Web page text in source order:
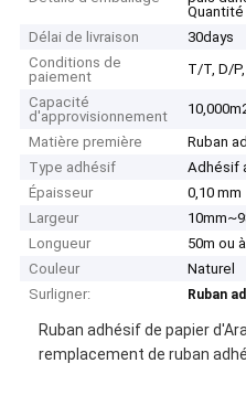
Délai de livraison
30days
Conditions de
paiement
T/T, D/
Capacité
d'approvisionnement
Matière première
Ruban
Type adhésif
Adhésif
Épaisseur
0,10 mm
Largeur
Longueur
50m ou
Couleur
Naturel
Surligner:
Ruban
Ruban adhésif de papier
remplacement de ruban